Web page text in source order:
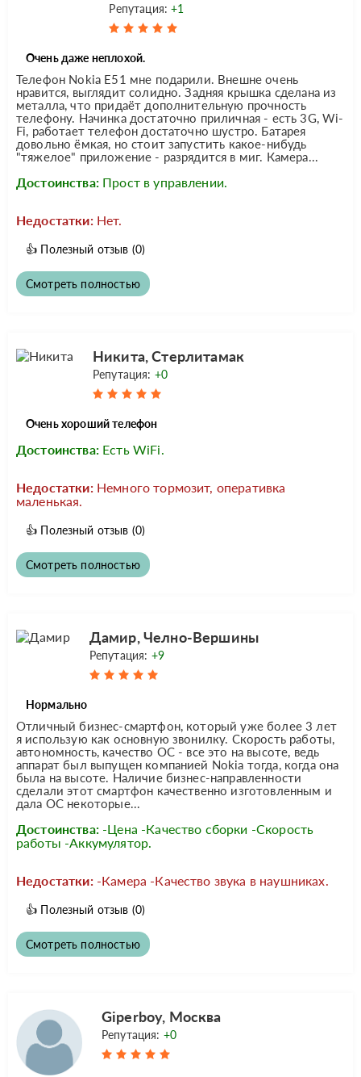
Репутация:+1
Очень даже неплохой.
Телефон Nokia E51 мне подарили. Внешне очень
нравится, выглядит солидно. Задняя крышка сделана из
металла, что придаёт дополнительную прочность
телефону. Начинка достаточно приличная - есть 3G, Wi-
Fi, работает телефон достаточно шустро. Батарея
довольно ёмкая, но стоит запустить какое-нибудь
"тяжелое" приложение - разрядится в миг. Камера...
Достоинства: Прост в управлении.
Недостатки: Нет.
👍 Полезный отзыв (0)
Смотреть полностью
Никита, Стерлитамак
Репутация: +0
Очень хороший телефон
Достоинства: Есть WiFi.
Недостатки: Немного тормозит, оперативка
маленькая.
👍 Полезный отзыв (0)
Смотреть полностью
Дамир, Челно-Вершины
Репутация: +9
Нормально
Отличный бизнес-смартфон, который уже более 3 лет
я использую как основную звонилку. Скорость работы,
автономность, качество ОС - все это на высоте, ведь
аппарат был выпущен компанией Nokia тогда, когда она
была на высоте. Наличие бизнес-направленности
сделали этот смартфон качественно изготовленным и
дала ОС некоторые...
Достоинства: -Цена -Качество сборки -Скорость
работы -Аккумулятор.
Недостатки: -Камера -Качество звука в наушниках.
👍 Полезный отзыв (0)
Смотреть полностью
Giperboy, Москва
Репутация: +0